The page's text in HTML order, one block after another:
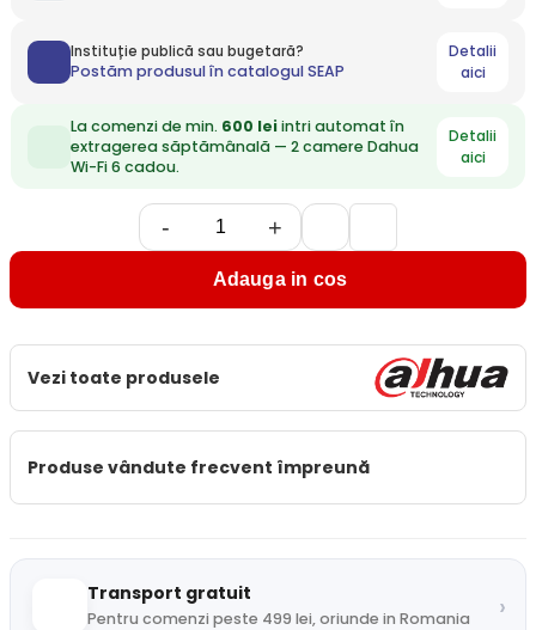
Instituție publică sau bugetară?
Postăm produsul în catalogul SEAP
Detalii
aici
La comenzi de min. 600 leiintri automat în
extragerea săptămânală — 2 camere Dahua
Wi-Fi 6 cadou.
Detalii
aici
- +
Adauga in cos
Vezi toate produsele
Produse vândute frecvent împreună
Transport gratuit
Pentru comenzi peste 499 lei, oriunde in Romania ›